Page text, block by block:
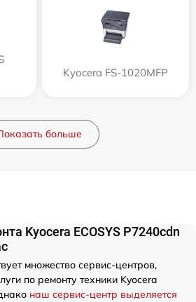
Kyocera FS-1020MFP
больше
Kyocera ECOSYS P7240cdn
множество сервис-центров,
по ремонту техники Kyocera
наш сервис-центр выделяется